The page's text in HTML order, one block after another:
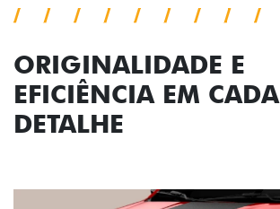
ORIGINALIDADE E
EFICIÊNCIA EM CADA
DETALHE